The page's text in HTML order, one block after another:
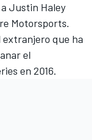
Justin Haley
Motorsports.
extranjero que ha
el
en 2016.